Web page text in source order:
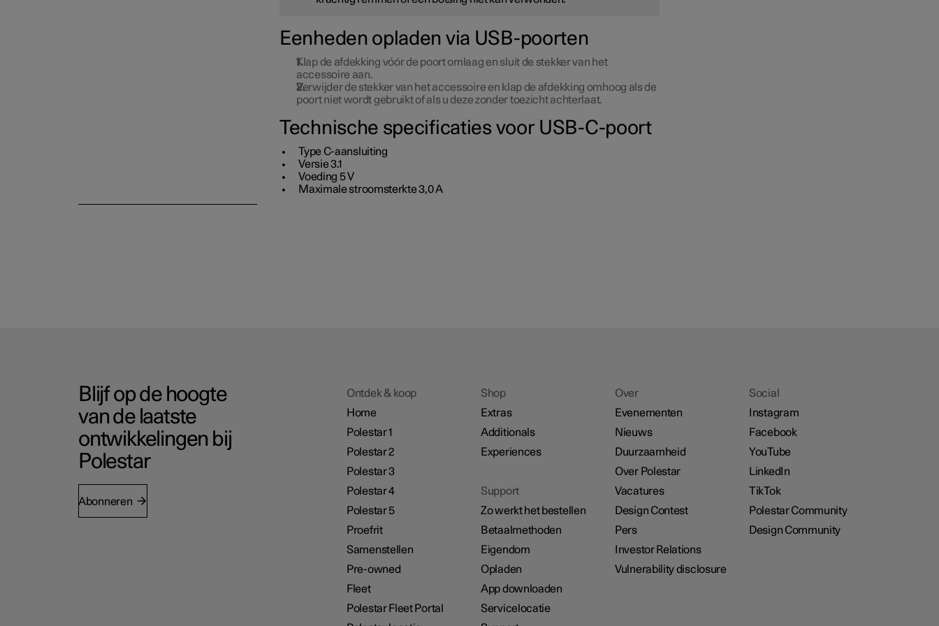
Eenheden opladen via USB-poorten
Klap de afdekking vóór de poort omlaag en sluit de stekker van het
accessoire aan.
Verwijder de stekker van het accessoire en klap de afdekking omhoog als de
poort niet wordt gebruikt of als u deze zonder toezicht achterlaat.
Technische specificaties voor USB-C-poort
Type C-aansluiting
Versie3.1
Voeding 5 V
Maximale stroomsterkte3,0 A
Blijf op de hoogte
van de laatste
ontwikkelingen bij
Polestar
Abonneren
Ontdek & koop
Home
Polestar 1
Polestar 2
Polestar 3
Polestar 4
Polestar 5
Proefrit
Samenstellen
Pre-owned
Fleet
Polestar Fleet Portal
Shop
Extras
Additionals
Experiences
Support
Zo werkt het bestellen
Betaalmethoden
Eigendom
Opladen
App downloaden
Servicelocatie
Over
Evenementen
Nieuws
Duurzaamheid
Over Polestar
Vacatures
Design Contest
Pers
Investor Relations
Vulnerability disclosure
Social
Instagram
Facebook
YouTube
LinkedIn
TikTok
Polestar Community
Design Community